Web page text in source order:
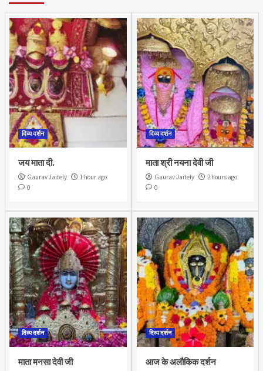
दिव्य दर्शन
जय माता दी.
Gaurav Jaitely
1 hour ago
0
दिव्य दर्शन
माता श्री नयना देवी जी
Gaurav Jaitely
2 hours ago
0
दिव्य दर्शन
माता मनसा देवी जी
दिव्य दर्शन
आज के अलौकिक दर्शन